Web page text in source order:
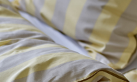
GRATIS FRAGT
over 499